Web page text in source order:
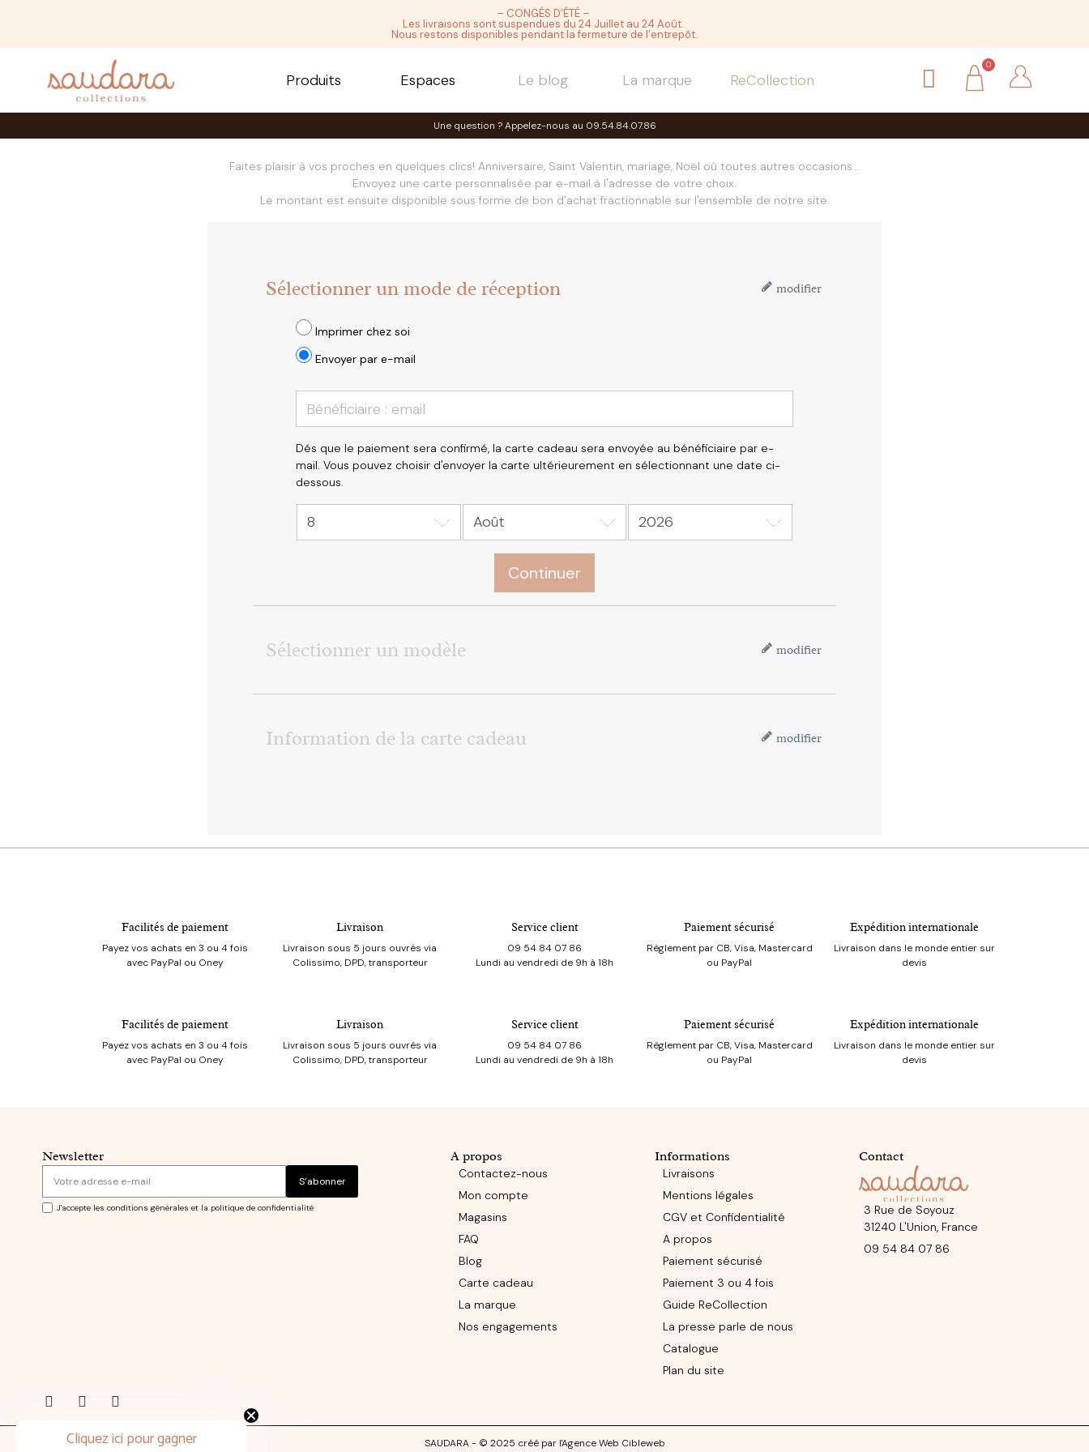
– CONGÉS D’ÉTÉ –
Les livraisons sont suspendues du 24 Juillet au 24 Août.
Nous restons disponibles pendant la fermeture de l’entrepôt.
Produits Espaces Le blog La marque ReCollection
Une question ? Appelez-nous au 09.54.84.07.86
Faites plaisir à vos proches en quelques clics! Anniversaire, Saint Valentin, mariage, Noël où toutes autres occasions...
Envoyez une carte personnalisée par e-mail à l'adresse de votre choix.
Le montant est ensuite disponible sous forme de bon d’achat fractionnable sur l'ensemble de notre site.
Sélectionner un mode de réception modifier
Imprimer chez soi
Envoyer par e-mail
Dés que le paiement sera confirmé, la carte cadeau sera envoyée au bénéficiaire par e-
mail. Vous pouvez choisir d'envoyer la carte ultérieurement en sélectionnant une date ci-
dessous.
Continuer
Sélectionner un modèle modifier
Agrandir l'image
Continuer
Information de la carte cadeau modifier
Facilités de paiement
Payez vos achats en 3 ou 4 fois
avec PayPal ou Oney
Livraison
Livraison sous 5 jours ouvrés via
Colissimo, DPD, transporteur
Service client
09 54 84 07 86
Lundi au vendredi de 9h à 18h
Paiement sécurisé
Règlement par CB, Visa, Mastercard
ou PayPal
Expédition internationale
Livraison dans le monde entier sur
devis
Facilités de paiement
Payez vos achats en 3 ou 4 fois
avec PayPal ou Oney
Livraison
Livraison sous 5 jours ouvrés via
Colissimo, DPD, transporteur
Service client
09 54 84 07 86
Lundi au vendredi de 9h à 18h
Paiement sécurisé
Règlement par CB, Visa, Mastercard
ou PayPal
Expédition internationale
Livraison dans le monde entier sur
devis
Newsletter
S’abonner
J'accepte les conditions générales et la politique de confidentialité
A propos
Contactez-nous
Mon compte
Magasins
FAQ
Blog
Carte cadeau
La marque
Nos engagements
Informations
Livraisons
Mentions légales
CGV et Confidentialité
A propos
Paiement sécurisé
Paiement 3 ou 4 fois
Guide ReCollection
La presse parle de nous
Catalogue
Plan du site
Contact
3 Rue de Soyouz
31240 L'Union, France
09 54 84 07 86
SAUDARA - © 2025 créé par l'Agence Web Cibleweb
Cliquez ici pour gagner